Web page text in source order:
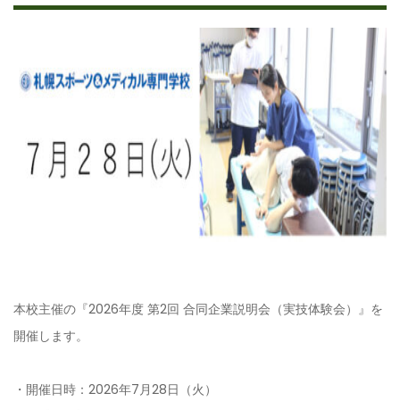
本校主催の『2026年度 第2回 合同企業説明会（実技体験会）』を
開催します。
・開催日時：2026年7月28日（火）